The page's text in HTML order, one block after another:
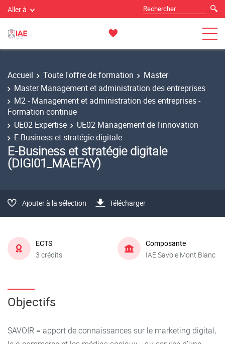
Aller à
Accueil Toute l'offre de formation
Master
Master Management et administration des entreprises
M2 - Management et administration des entreprises -
Formation continue
UE02 Expertise
UE02 Management de l'innovation
E-Business et stratégie digitale
E-Business et stratégie digitale
(DIGI01_MAEFAY)
Ajouter à la sélection Télécharger
ECTS
3 crédits
Composante
IAE Savoie Mont Blanc
Objectifs
SAVOIR = apport de connaissances sur le marketing digital,